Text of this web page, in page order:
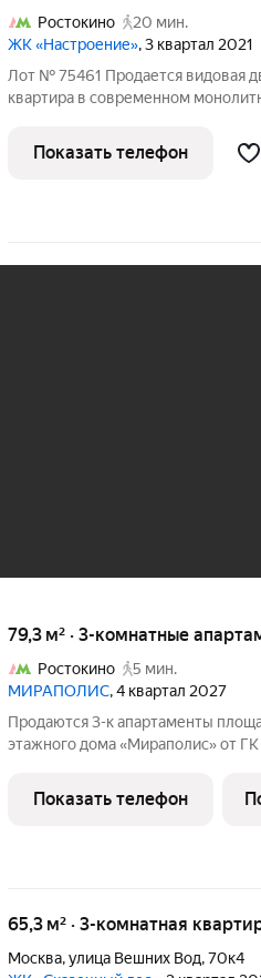
Ростокино
20 мин.
ЖК «Настроение», 3 квартал 2021
Лот № 75461 Продается видовая
квартира в современном
качественный ремонт с
Просторная
Показать телефон
79,3 м² · 3-комнатные
Ростокино
5 мин.
МИРАПОЛИС, 4 квартал 2027
Продаются 3-к апартаменты
этажного дома «Мираполис» от ГК
жизни. Проект состоит из
стеклянными
Показать телефон
65,3 м² · 3-комнатная
Москва,улица Вешних Вод,70к4